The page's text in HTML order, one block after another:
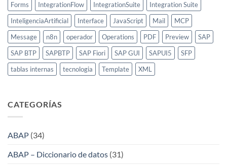
Forms
IntegrationFlow IntegrationSuite
Integration Suite
InteligenciaArtificial
Interface JavaScript Mail
MCP
Message
n8n operador Operations PDF Preview
SAP
SAP BTP
SAPBTP SAP Fiori SAP GUI SAPUI5
SFP
tablas internas
tecnologia Template XML
CATEGORÍAS
ABAP (34)
ABAP – Diccionario de datos (31)